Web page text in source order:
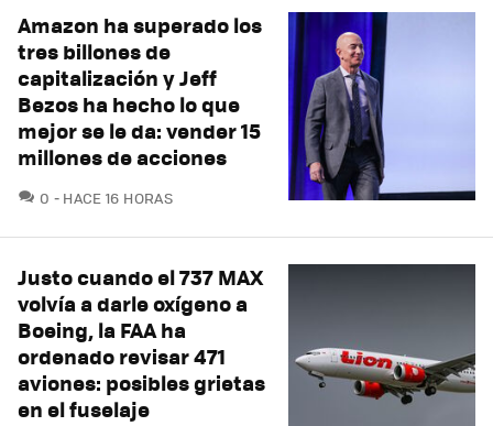
Amazon ha superado los
tres billones de
capitalización y Jeff
Bezos ha hecho lo que
mejor se le da: vender 15
millones de acciones
0 COMENTARIOS
HACE 16 HORAS
Justo cuando el 737 MAX
volvía a darle oxígeno a
Boeing, la FAA ha
ordenado revisar 471
aviones: posibles grietas
en el fuselaje